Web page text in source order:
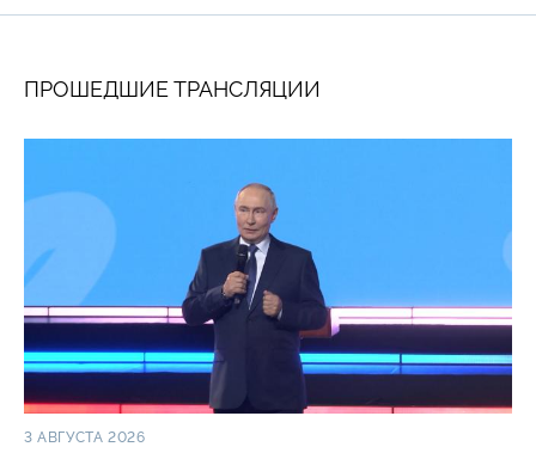
ПРОШЕДШИЕ ТРАНСЛЯЦИИ
3 АВГУСТА 2026